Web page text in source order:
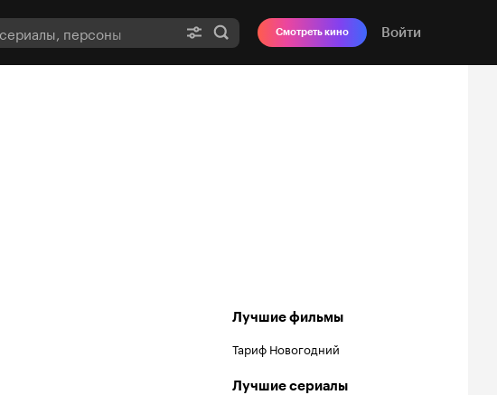
Смотреть кино Войти
Лучшие фильмы
Тариф Новогодний
Лучшие сериалы